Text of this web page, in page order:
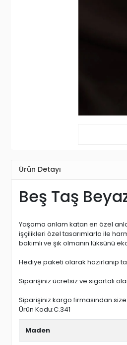
Ürün Detayı
Beş Taş
Yaşama anlam katan en özel
işçilikleri özel tasarımlarla ile
bakımlı ve şık olmanın lüksünü
Hediye paketi olarak hazırlanıp
Siparişiniz ücretsiz ve sigortalı
Siparişiniz kargo firmasından
Ürün Kodu:C.341
Maden